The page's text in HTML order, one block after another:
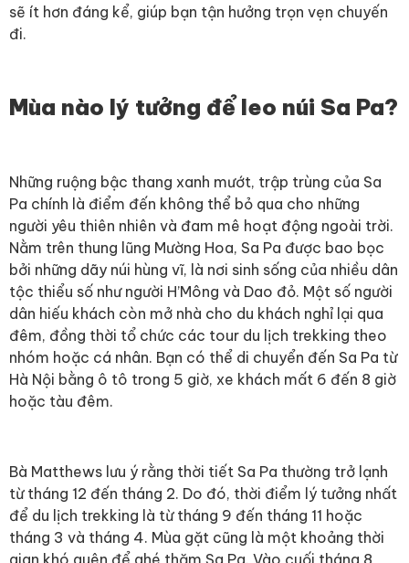
sẽ ít hơn đáng kể, giúp bạn tận hưởng trọn vẹn chuyến
đi.
Mùa nào lý tưởng để leo núi Sa Pa?
Những ruộng bậc thang xanh mướt, trập trùng của Sa
Pa chính là điểm đến không thể bỏ qua cho những
người yêu thiên nhiên và đam mê hoạt động ngoài trời.
Nằm trên thung lũng Mường Hoa, Sa Pa được bao bọc
bởi những dãy núi hùng vĩ, là nơi sinh sống của nhiều dân
tộc thiểu số như người H’Mông và Dao đỏ. Một số người
dân hiếu khách còn mở nhà cho du khách nghỉ lại qua
đêm, đồng thời tổ chức các tour du lịch trekking theo
nhóm hoặc cá nhân. Bạn có thể di chuyển đến Sa Pa từ
Hà Nội bằng ô tô trong 5 giờ, xe khách mất 6 đến 8 giờ
hoặc tàu đêm.
Bà Matthews lưu ý rằng thời tiết Sa Pa thường trở lạnh
từ tháng 12 đến tháng 2. Do đó, thời điểm lý tưởng nhất
để du lịch trekking là từ tháng 9 đến tháng 11 hoặc
tháng 3 và tháng 4. Mùa gặt cũng là một khoảng thời
gian khó quên để ghé thăm Sa Pa. Vào cuối tháng 8